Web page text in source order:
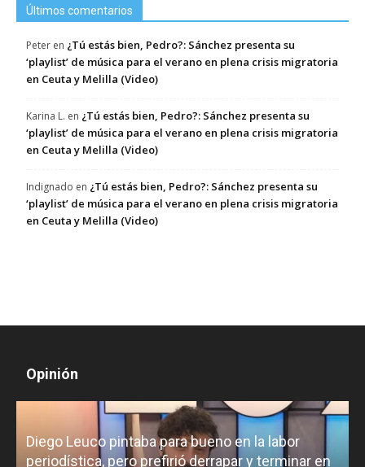
Últimos comentarios
Peter en ¿Tú estás bien, Pedro?: Sánchez presenta su
‘playlist’ de música para el verano en plena crisis migratoria
en Ceuta y Melilla (Video)
Karina L. en ¿Tú estás bien, Pedro?: Sánchez presenta su
‘playlist’ de música para el verano en plena crisis migratoria
en Ceuta y Melilla (Video)
Indignado en ¿Tú estás bien, Pedro?: Sánchez presenta su
‘playlist’ de música para el verano en plena crisis migratoria
en Ceuta y Melilla (Video)
Opinión
Diego Leuco pintaba para bueno en la labor
periodística, pero prefirió derrapar y terminar en